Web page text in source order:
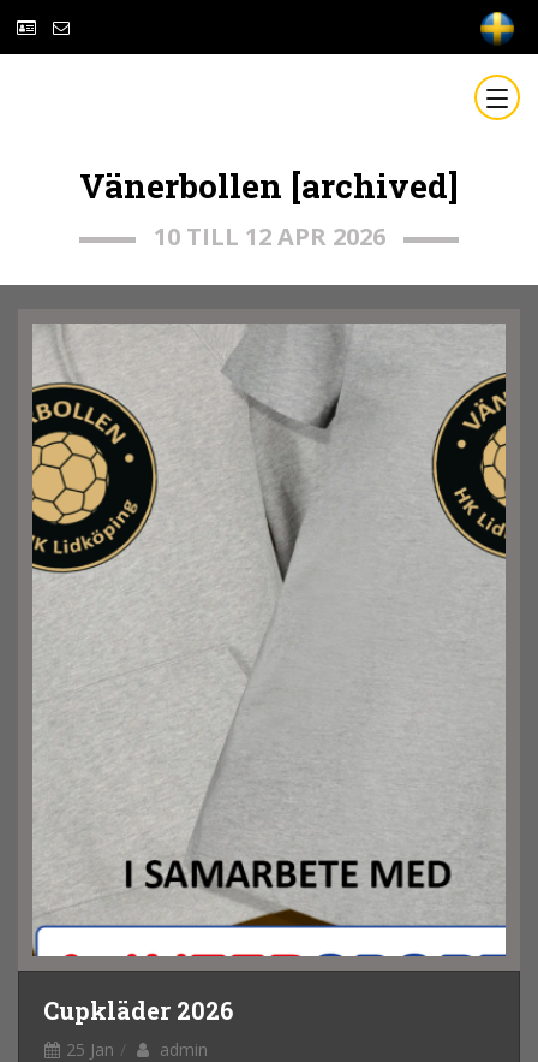
Vänerbollen [archived]
10 TILL 12 APR 2026
Cupkläder 2026
25 Jan admin